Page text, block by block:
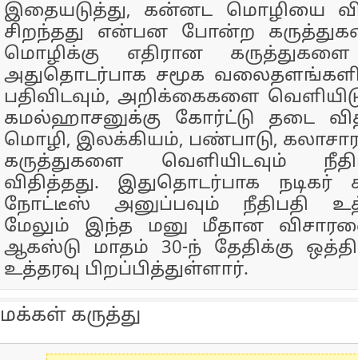
இதையடுத்து, கன்னட மொழியை
சிறந்தது என்பன போன்ற
மொழிக்கு எதிரான கருத்துகளை
அதுதொடர்பாக சமூக
பதிவிடவும், அறிக்கைகளை
கமல்ஹாசனுக்கு கோர்ட்டு தடை
மொழி, இலக்கியம், பண்பாடு,
கருத்துகளை வெளியிடவும்
விதித்தது. இதுதொடர்பாக நடிகர்
நோட்டீஸ் அனுப்பவும் நீதிபதி
மேலும் இந்த மனு மீதான
ஆகஸ்டு மாதம் 30-ந் தேதிக்கு
உத்தரவு பிறப்பித்துள்ளார்.
மக்கள் கருத்து